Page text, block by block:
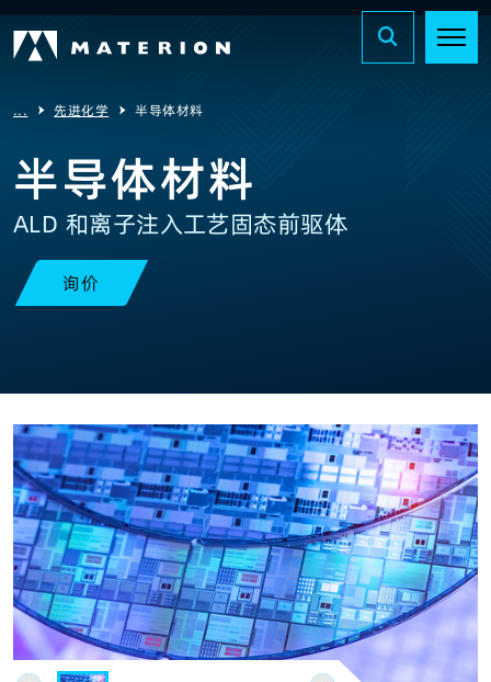
... 先进化学 半导体材料
半导体材料
ALD 和离子注入工艺固态前驱体
询价